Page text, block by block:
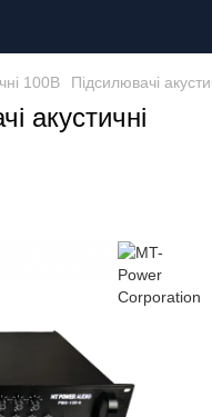
100В Підсилювачі
акустичні